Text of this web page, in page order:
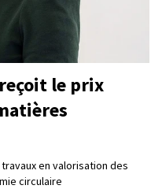
le prix
en valorisation des
circulaire